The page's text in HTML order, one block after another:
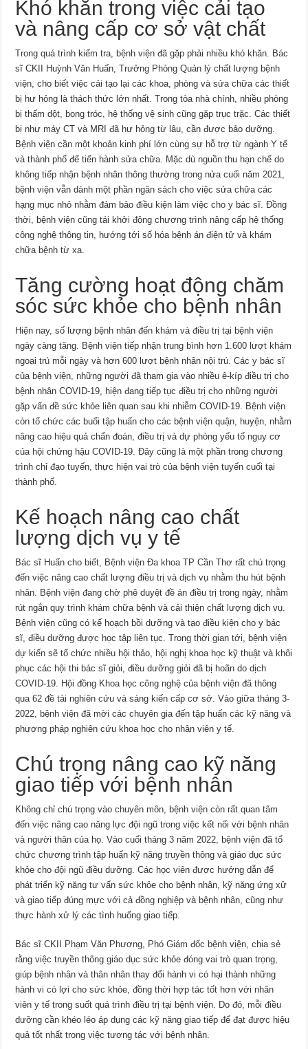
Khó khăn trong việc cải tạo
và nâng cấp cơ sở vật chất
Trong quá trình kiểm tra, bệnh viện đã gặp phải nhiều khó khăn. Bác
sĩ CKII Huỳnh Văn Huấn, Trưởng Phòng Quản lý chất lượng bệnh
viện, cho biết việc cải tạo lại các khoa, phòng và sửa chữa các thiết
bị hư hỏng là thách thức lớn nhất. Trong tòa nhà chính, nhiều phòng
bị thấm dột, bong tróc, hệ thống vệ sinh cũng gặp trục trặc. Các thiết
bị như máy CT và MRI đã hư hỏng từ lâu, cần được bảo dưỡng.
Bệnh viện cần một khoản kinh phí lớn cùng sự hỗ trợ từ ngành Y tế
và thành phố để tiến hành sửa chữa. Mặc dù nguồn thu hạn chế do
không tiếp nhận bệnh nhân thông thường trong nửa cuối năm 2021,
bệnh viện vẫn dành một phần ngân sách cho việc sửa chữa các
hạng mục nhỏ nhằm đảm bảo điều kiện làm việc cho y bác sĩ. Đồng
thời, bệnh viện cũng tái khởi động chương trình nâng cấp hệ thống
công nghệ thông tin, hướng tới số hóa bệnh án điện tử và khám
chữa bệnh từ xa.
Tăng cường hoạt động chăm
sóc sức khỏe cho bệnh nhân
Hiện nay, số lượng bệnh nhân đến khám và điều trị tại bệnh viện
ngày càng tăng. Bệnh viện tiếp nhận trung bình hơn 1.600 lượt khám
ngoại trú mỗi ngày và hơn 600 lượt bệnh nhân nội trú. Các y bác sĩ
của bệnh viện, những người đã tham gia vào nhiều ê-kíp điều trị cho
bệnh nhân COVID-19, hiện đang tiếp tục điều trị cho những người
gặp vấn đề sức khỏe liên quan sau khi nhiễm COVID-19. Bệnh viện
còn tổ chức các buổi tập huấn cho các bệnh viện quận, huyện, nhằm
nâng cao hiệu quả chẩn đoán, điều trị và dự phòng yếu tố nguy cơ
của hội chứng hậu COVID-19. Đây cũng là một phần trong chương
trình chỉ đạo tuyến, thực hiện vai trò của bệnh viện tuyến cuối tại
thành phố.
Kế hoạch nâng cao chất
lượng dịch vụ y tế
Bác sĩ Huấn cho biết, Bệnh viện Đa khoa TP Cần Thơ rất chú trọng
đến việc nâng cao chất lượng điều trị và dịch vụ nhằm thu hút bệnh
nhân. Bệnh viện đang chờ phê duyệt đề án điều trị trong ngày, nhằm
rút ngắn quy trình khám chữa bệnh và cải thiện chất lượng dịch vụ.
Bệnh viện cũng có kế hoạch bồi dưỡng và tạo điều kiện cho y bác
sĩ, điều dưỡng được học tập liên tục. Trong thời gian tới, bệnh viện
dự kiến sẽ tổ chức nhiều hội thảo, hội nghị khoa học kỹ thuật và khôi
phục các hội thi bác sĩ giỏi, điều dưỡng giỏi đã bị hoãn do dịch
COVID-19. Hội đồng Khoa học công nghệ của bệnh viện đã thông
qua 62 đề tài nghiên cứu và sáng kiến cấp cơ sở. Vào giữa tháng 3-
2022, bệnh viện đã mời các chuyên gia đến tập huấn các kỹ năng và
phương pháp nghiên cứu khoa học cho nhân viên y tế.
Chú trọng nâng cao kỹ năng
giao tiếp với bệnh nhân
Không chỉ chú trọng vào chuyên môn, bệnh viện còn rất quan tâm
đến việc nâng cao năng lực đội ngũ trong việc kết nối với bệnh nhân
và người thân của họ. Vào cuối tháng 3 năm 2022, bệnh viện đã tổ
chức chương trình tập huấn kỹ năng truyền thông và giáo dục sức
khỏe cho đội ngũ điều dưỡng. Các học viên được hướng dẫn để
phát triển kỹ năng tư vấn sức khỏe cho bệnh nhân, kỹ năng ứng xử
và giao tiếp đúng mực với cả đồng nghiệp và bệnh nhân, cũng như
thực hành xử lý các tình huống giao tiếp.
Bác sĩ CKII Phạm Văn Phương, Phó Giám đốc bệnh viện, chia sẻ
rằng việc truyền thông giáo dục sức khỏe đóng vai trò quan trọng,
giúp bệnh nhân và thân nhân thay đổi hành vi có hại thành những
hành vi có lợi cho sức khỏe, đồng thời hợp tác tốt hơn với nhân
viên y tế trong suốt quá trình điều trị tại bệnh viện. Do đó, mỗi điều
dưỡng cần khéo léo áp dụng các kỹ năng giao tiếp để đạt được hiệu
quả tốt nhất trong việc tương tác với bệnh nhân.